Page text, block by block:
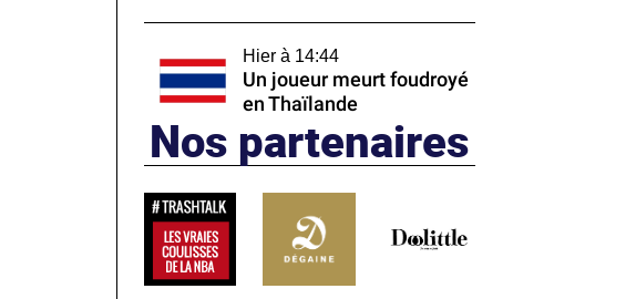
Hier à 14:44
Un joueur meurt foudroyé
en Thaïlande
Nos partenaires